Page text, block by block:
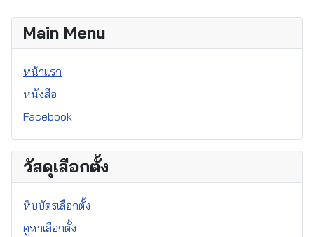
Main Menu
หน้าแรก
หนังสือ
Facebook
วัสดุเลือกตั้ง
หีบบัตรเลือกตั้ง
คูหาเลือกตั้ง